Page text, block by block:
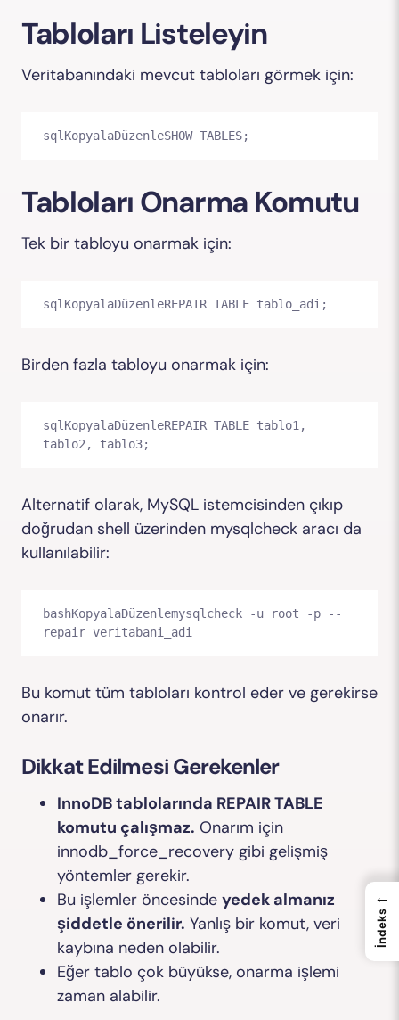
Tabloları Listeleyin
Veritabanındaki mevcut tabloları görmek için:
sqlKopyalaDüzenleSHOW TABLES;
Tabloları Onarma Komutu
Tek bir tabloyu onarmak için:
sqlKopyalaDüzenle
Birden fazla tabloyu onarmak için:
sqlKopyalaDüzenleREPAIR TABLE tablo1,
Alternatif olarak, MySQL istemcisinden çıkıp
doğrudan shell üzerinden mysqlcheck aracı da
kullanılabilir:
bashKopyalaDüzenlemysqlcheck -u root -p --
Bu komut tüm tabloları kontrol eder ve gerekirse
onarır.
Dikkat Edilmesi Gerekenler
InnoDB tablolarında REPAIR TABLE
komutu çalışmaz. Onarım için
innodb_force_recovery gibi gelişmiş
yöntemler gerekir.
Bu işlemler öncesinde yedek almanız
şiddetle önerilir. Yanlış bir komut, veri
kaybına neden olabilir.
Eğer tablo çok büyükse, onarma işlemi
zaman alabilir.
←
İndeks